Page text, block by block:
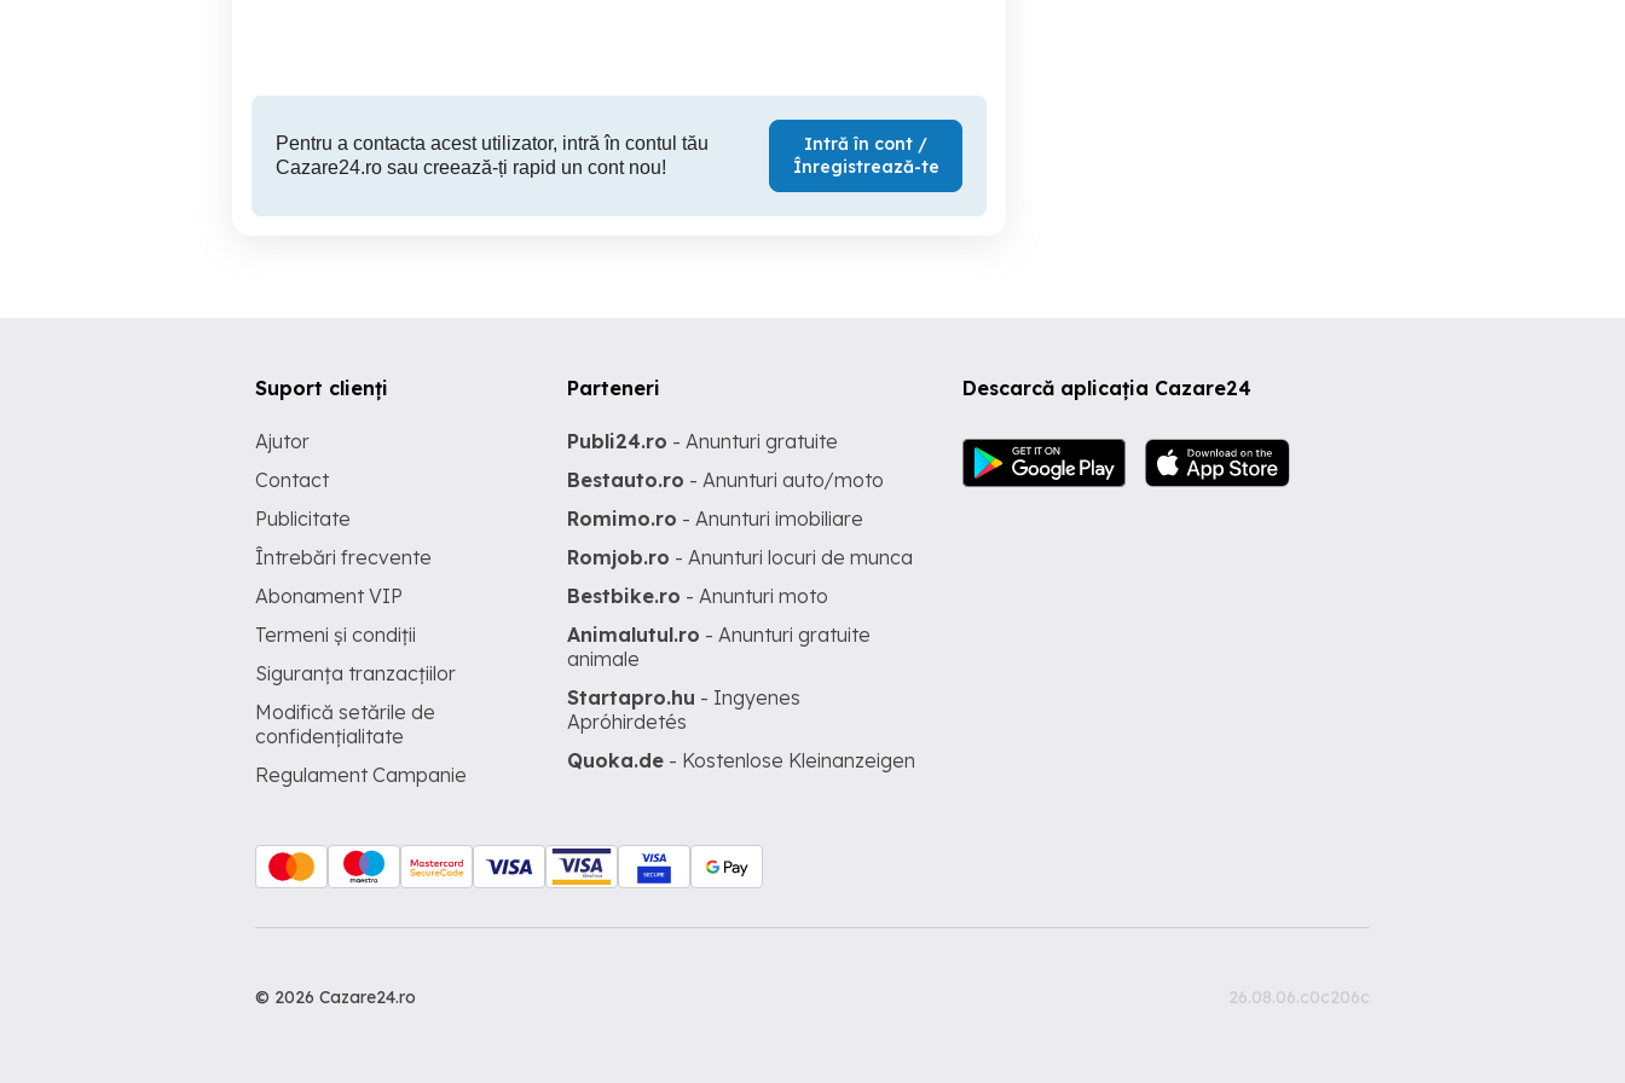
Pentru a contacta acest utilizator, intră în contul tău
Cazare24.ro sau creează-ți rapid un cont nou!
Intră în cont /
Înregistrează-te
Descarcă aplicația Cazare24
Suport clienți
Ajutor
Contact
Publicitate
Întrebări frecvente
Abonament VIP
Termeni și condiții
Siguranța tranzacțiilor
Modifică setările de
confidențialitate
Regulament Campanie
Parteneri
Publi24.ro - Anunturi gratuite
Bestauto.ro - Anunturi auto/moto
Romimo.ro - Anunturi imobiliare
Romjob.ro - Anunturi locuri de munca
Bestbike.ro - Anunturi moto
Animalutul.ro - Anunturi gratuite
animale
Startapro.hu - Ingyenes
Apróhirdetés
Quoka.de - Kostenlose Kleinanzeigen
© 2026 Cazare24.ro 26.08.06.c0c206c